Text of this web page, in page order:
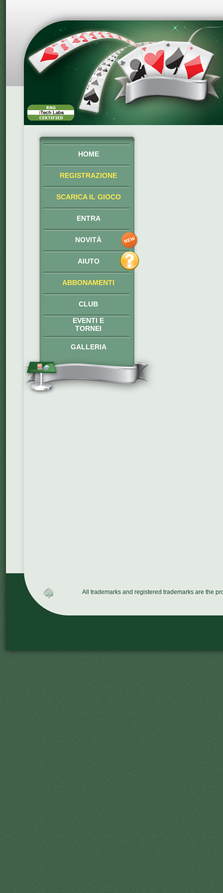
HOME
REGISTRAZIONE
SCARICA IL GIOCO
ENTRA
NOVITÀ
AIUTO
ABBONAMENTI
CLUB
EVENTI E
TORNEI
GALLERIA
All trademarks and registered trademarks are the